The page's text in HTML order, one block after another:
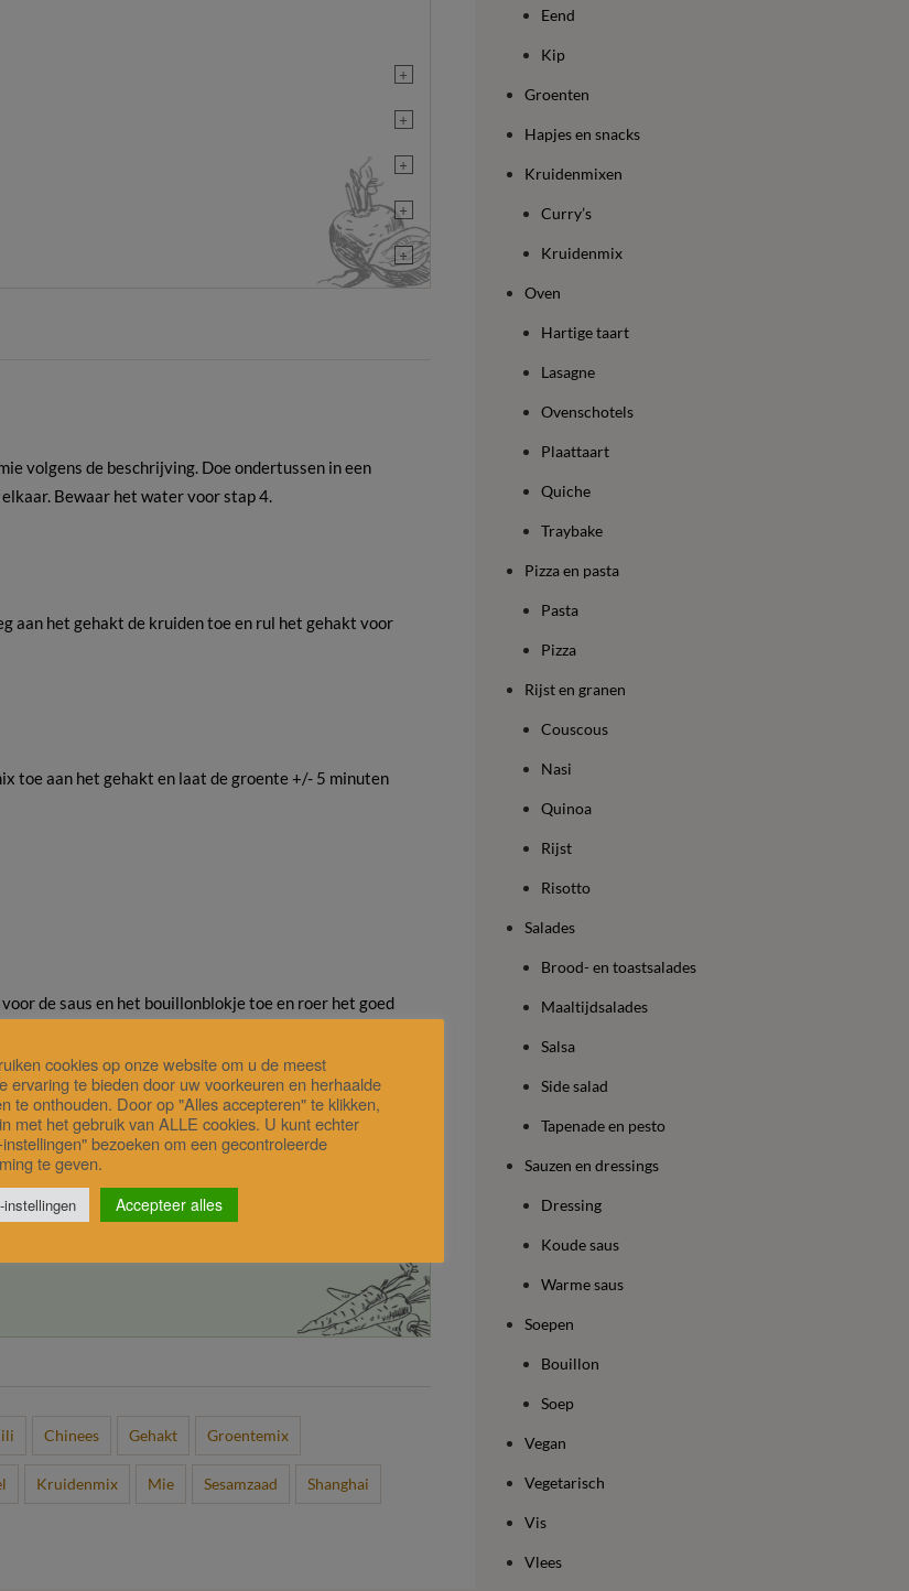
+
+
+
+
+
volgens de beschrijving. Doe ondertussen in een
Bewaar het water voor stap 4.
aan het gehakt de kruiden toe en rul het gehakt voor
toe aan het gehakt en laat de groente +/- 5 minuten
de saus en het bouillonblokje toe en roer het goed
Giet tenslotte het water bij het mengsel en
het mengsel. Laat het geheel goed doorwarmen tot de
Chinees Gehakt Groentemix
Kruidenmix Mie Sesamzaad Shanghai
Eend
Kip
Groenten
Hapjes en snacks
Kruidenmixen
Curry’s
Kruidenmix
Oven
Hartige taart
Lasagne
Ovenschotels
Plaattaart
Quiche
Traybake
Pizza en pasta
Pasta
Pizza
Rijst en granen
Couscous
Nasi
Quinoa
Rijst
Risotto
Salades
Brood- en toastsalades
Maaltijdsalades
Salsa
Side salad
Tapenade en pesto
Sauzen en dressings
Dressing
Koude saus
Warme saus
Soepen
Bouillon
Soep
Vegan
Vegetarisch
Vis
Vlees
cookies op onze website om u de meest
ervaring te bieden door uw voorkeuren en herhaalde
te onthouden. Door op "Alles accepteren" te klikken,
met het gebruik van ALLE cookies. U kunt echter
bezoeken om een gecontroleerde
te geven.
instellingen Accepteer alles